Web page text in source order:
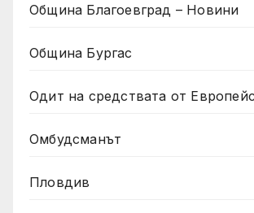
Община Благоевград – Новини
Община Бургас
Одит на средствата от
Омбудсманът
Пловдив